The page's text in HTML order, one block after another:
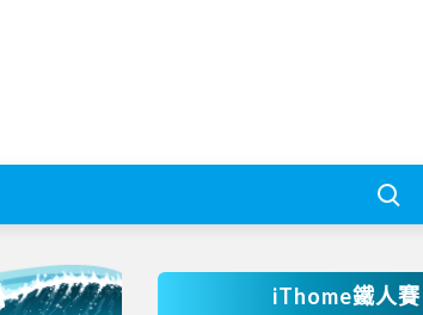
iThome鐵人賽